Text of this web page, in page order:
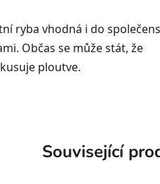
ryba vhodná i do
Občas se může stát, že
ploutve.
Související